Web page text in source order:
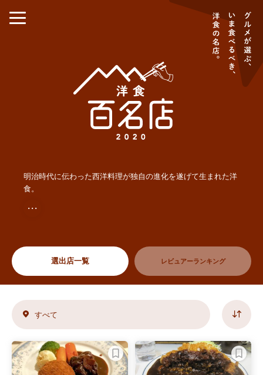
明治時代に伝わった西洋料理が独自の進化を遂げて生まれた洋
食。
・・・
選出店一覧 レビュアーランキング
すべて